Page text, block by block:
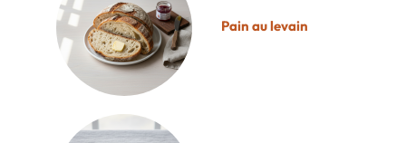
Pain au levain